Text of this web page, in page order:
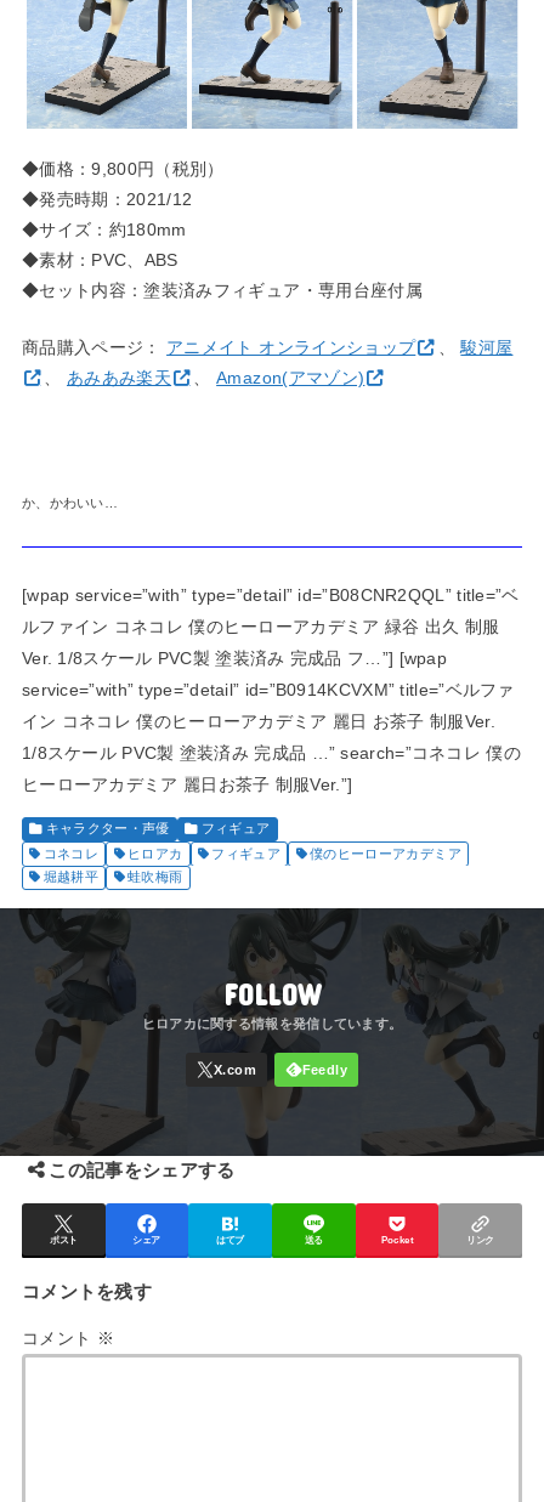
◆価格：9,800円（税別）
◆発売時期：2021/12
◆サイズ：約180mm
◆素材：PVC、ABS
◆セット内容：塗装済みフィギュア・専用台座付属
商品購入ページ： アニメイト オンラインショップ 、駿河屋
、 あみあみ楽天 、Amazon(アマゾン)
か、かわいい…
[wpap service=”with” type=”detail” id=”B08CNR2QQL” title=”ベ
ルファイン コネコレ 僕のヒーローアカデミア 緑谷 出久 制服
Ver. 1/8スケール PVC製 塗装済み 完成品 フ…”] [wpap
service=”with” type=”detail” id=”B0914KCVXM” title=”ベルファ
イン コネコレ 僕のヒーローアカデミア 麗日 お茶子 制服Ver.
1/8スケール PVC製 塗装済み 完成品 …” search=”コネコレ 僕の
ヒーローアカデミア 麗日お茶子 制服Ver.”]
キャラクター・声優
フィギュア
コネコレ
ヒロアカ フィギュア
僕のヒーローアカデミア
堀越耕平
蛙吹梅雨
FOLLOW
この記事をシェアする
ポスト シェア はてブ 送る Pocket リンク
コメントを残す
コメント ※